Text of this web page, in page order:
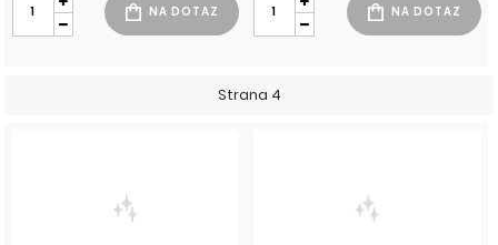
Strana 4